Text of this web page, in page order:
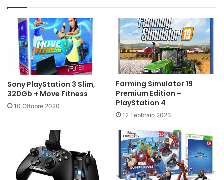
Sony PlayStation 3 Slim,
320Gb + Move Fitness
10 Ottobre 2020
Farming Simulator 19
Premium Edition –
PlayStation 4
12 Febbraio 2023